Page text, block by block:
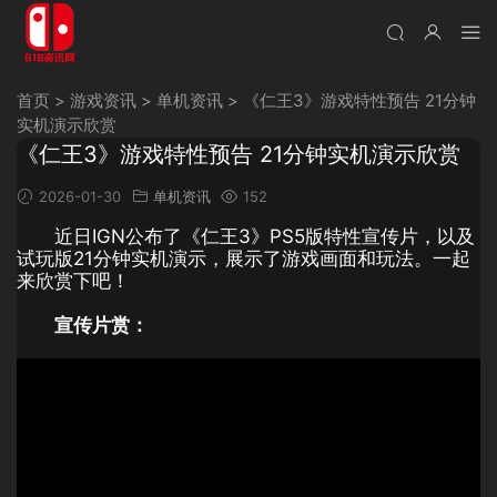
首页 > 游戏资讯 > 单机资讯 >
《仁王3》游戏特性预告 21分钟
实机演示欣赏
《仁王3》游戏特性预告 21分钟实机演示欣赏
2026-01-30 单机资讯 152
近日IGN公布了《仁王3》PS5版特性宣传片，以及
试玩版21分钟实机演示，展示了游戏画面和玩法。一起
来欣赏下吧！
宣传片赏：